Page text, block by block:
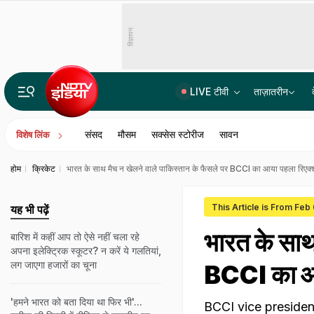
विज्ञापन
LIVE टीवी ताज़ातरीन
विशेष लिंक संसद मौसम सक्सेस स्टोरीज सावन
होम क्रिकेट भारत के साथ मैच न खेलने वाले पाकिस्तान के फैसले पर BCCI का आया पहला
This Article is From
भारत के
BCCI का
BCCI vice
यह भी पढ़ें
बारिश में कहीं आप तो ऐसे नहीं चला रहे
अपना इलेक्ट्रिक स्कूटर? न करें ये गलतियां,
लग जाएगा हजारों का चूना
'हमने भारत को बता दिया था फिर भी'...